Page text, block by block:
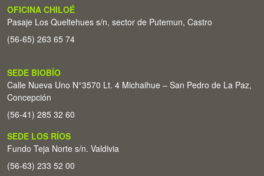
OFICINA CHILOÉ
Pasaje Los Queltehues s/n, sector de Putemun, Castro
(56-65) 263 65 74
SEDE BIOBÍO
Calle Nueva Uno N°3570 Lt. 4 Michaihue – San Pedro de La Paz,
Concepción
(56-41) 285 32 60
SEDE LOS RÍOS
Fundo Teja Norte s/n. Valdivia
(56-63) 233 52 00